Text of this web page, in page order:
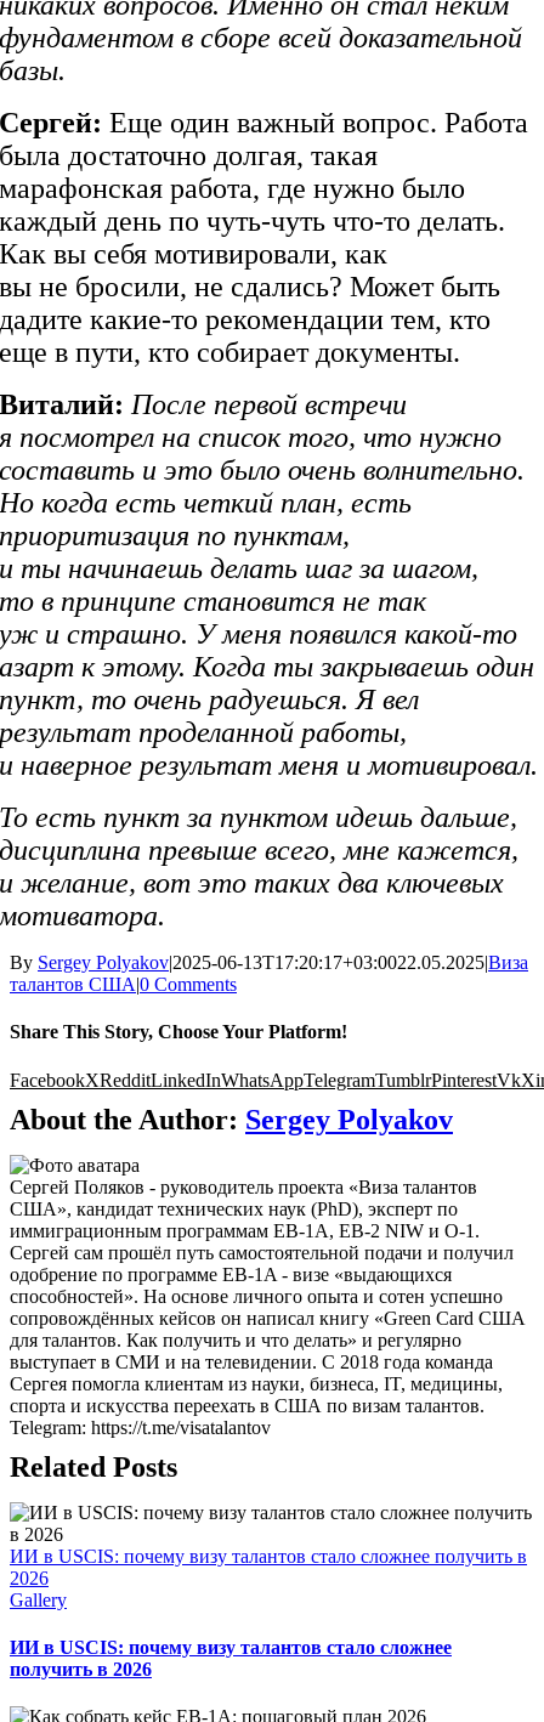
фундаментом в сборе всей доказательной
базы.
Сергей: Еще один важный вопрос. Работа
была достаточно долгая, такая
марафонская работа, где нужно было
каждый день по чуть-чуть что-то делать.
Как вы себя мотивировали, как
вы не бросили, не сдались? Может быть
дадите какие-то рекомендации тем, кто
еще в пути, кто собирает документы.
Виталий: После первой встречи
я посмотрел на список того, что нужно
составить и это было очень волнительно.
Но когда есть четкий план, есть
приоритизация по пунктам,
и ты начинаешь делать шаг за шагом,
то в принципе становится не так
уж и страшно. У меня появился какой-то
азарт к этому. Когда ты закрываешь один
пункт, то очень радуешься. Я вел
результат проделанной работы,
и наверное результат меня и мотивировал.
То есть пункт за пунктом идешь дальше,
дисциплина превыше всего, мне кажется,
и желание, вот это таких два ключевых
мотиватора.
By Sergey Polyakov|2025-06-13T17:20:17+03:0022.05.2025|Виза
талантов США|0 Comments
Share This Story, Choose Your Platform!
FacebookXRedditLinkedInWhatsAppTelegramTumblrPinterestVk
About the Author: Sergey Polyakov
Сергей Поляков - руководитель проекта «Виза талантов
США», кандидат технических наук (PhD), эксперт по
иммиграционным программам EB-1A, EB-2 NIW и O-1.
Сергей сам прошёл путь самостоятельной подачи и получил
одобрение по программе EB-1A - визе «выдающихся
способностей». На основе личного опыта и сотен успешно
сопровождённых кейсов он написал книгу «Green Card США
для талантов. Как получить и что делать» и регулярно
выступает в СМИ и на телевидении. С 2018 года команда
Сергея помогла клиентам из науки, бизнеса, IT, медицины,
спорта и искусства переехать в США по визам талантов.
Telegram: https://t.me/visatalantov
Related Posts
ИИ в USCIS: почему визу талантов стало сложнее получить в
2026
Gallery
ИИ в USCIS: почему визу талантов стало сложнее
получить в 2026